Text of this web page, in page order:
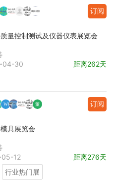
订阅
量控制测试及仪器仪表展览会
30
距离262天
订阅
具展览会
12
距离276天
行业热门展